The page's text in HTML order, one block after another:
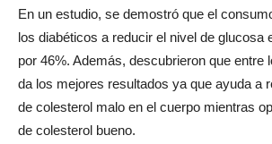
En un estudio, se demostró que el
los diabéticos a reducir el nivel de glucosa
por 46%. Además, descubrieron que entre
da los mejores resultados ya que ayuda a
de colesterol malo en el cuerpo mientras
de colesterol bueno.